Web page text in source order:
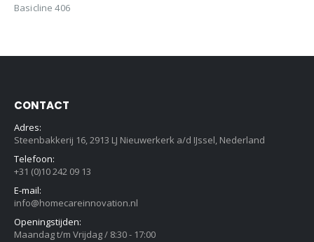
Basicline 406
CONTACT
Adres:
Steenbakkerij 16, 2913 LJ Nieuwerkerk a/d IJssel, Nederland
Telefoon:
+31 (0)10 242 09 13
E-mail:
info@homecareinnovation.nl
Openingstijden:
Maandag t/m Vrijdag / 8:30 - 17:00